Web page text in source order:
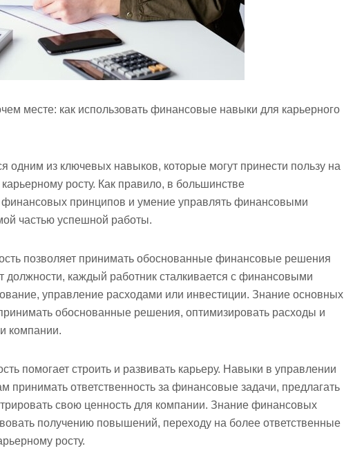
месте: как использовать финансовые навыки для карьерного
одним из ключевых навыков, которые могут принести пользу на
росту. Как правило, в большинстве
принципов и умение управлять финансовыми
частью успешной работы.
позволяет принимать обоснованные финансовые решения
должности, каждый работник сталкивается с финансовыми
управление расходами или инвестиции. Знание основных
обоснованные решения, оптимизировать расходы и
компании.
помогает строить и развивать карьеру. Навыки в управлении
принимать ответственность за финансовые задачи, предлагать
свою ценность для компании. Знание финансовых
получению повышений, переходу на более ответственные
росту.